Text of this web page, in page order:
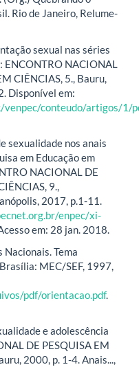
Rio de Janeiro, Relume-
sexual nas séries
ENCONTRO NACIONAL
CIÊNCIAS, 5., Bauru,
Disponível em:
conteudo/artigos/1/
sexualidade nos anais
em Educação em
NACIONAL DE
9.,
2017, p.1-11.
enpec/xi-
em: 28 jan. 2018.
Tema
MEC/SEF, 1997,
pdf/orientacao.pdf.
e adolescência
DE PESQUISA EM
2000, p. 1-4. Anais...,